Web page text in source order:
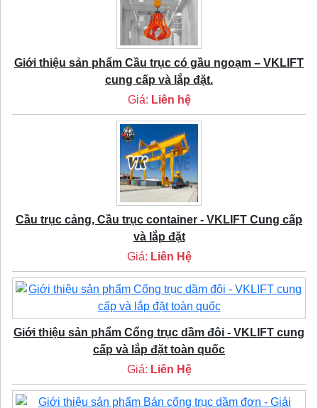
Giới thiệu sản phẩm Cầu trục có gầu ngoạm – VKLIFT
cung cấp và lắp đặt.
Giá: Liên hệ
Cầu trục cảng, Cầu trục container - VKLIFT Cung cấp
và lắp đặt
Giá: Liên Hệ
Giới thiệu sản phẩm Cổng trục dầm đôi - VKLIFT cung
cấp và lắp đặt toàn quốc
Giá: Liên Hệ